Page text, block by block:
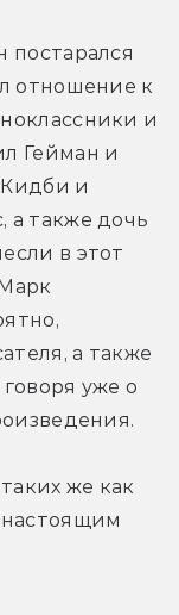
постарался
отношение к
и
Гейман и
и
а также дочь
в этот
а также
уже о
же как